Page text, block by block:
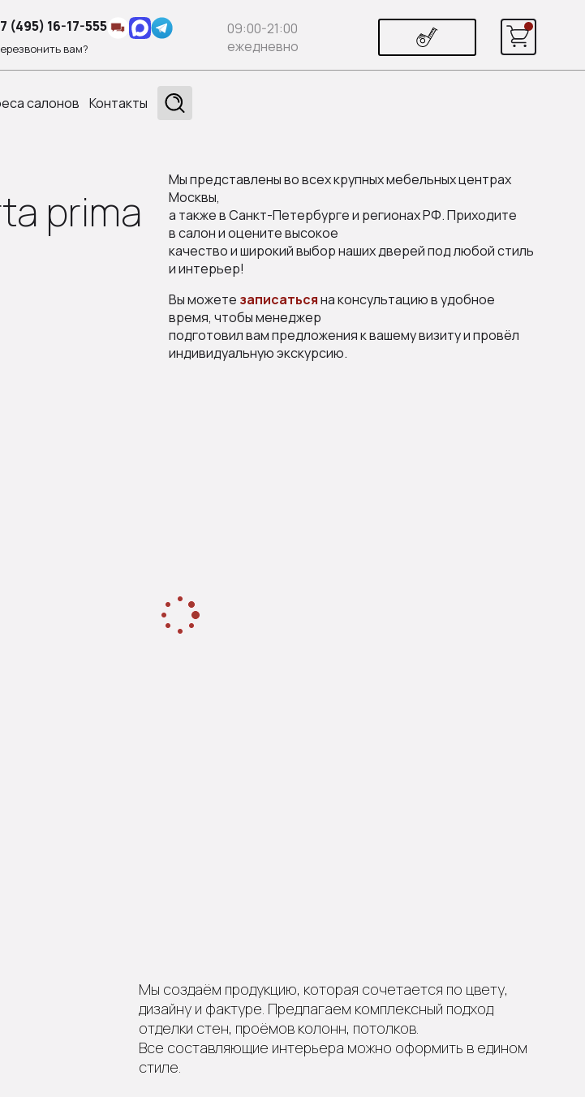
(495) 16-17-555
вам?
09:00-21:00
ежедневно
салонов Контакты
prima
Мы представлены во всех крупных мебельных центрах
Москвы,
а также в Санкт-Петербурге и регионах РФ. Приходите
в салон и оцените высокое
качество и широкий выбор наших дверей под любой стиль
и интерьер!
Вы можете записатьсяна консультацию в удобное
время, чтобы менеджер
подготовил вам предложения к вашему визиту и провёл
индивидуальную экскурсию.
Мы создаём продукцию, которая сочетается по цвету,
дизайну и фактуре. Предлагаем комплексный подход
отделки стен, проёмов колонн, потолков.
Все составляющие интерьера можно оформить в едином
стиле.